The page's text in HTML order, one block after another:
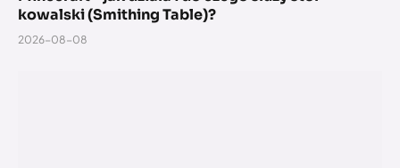
kowalski (Smithing Table)?
2026-08-08